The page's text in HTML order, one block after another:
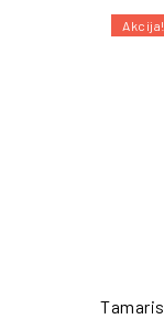
Akcija!
Tamaris